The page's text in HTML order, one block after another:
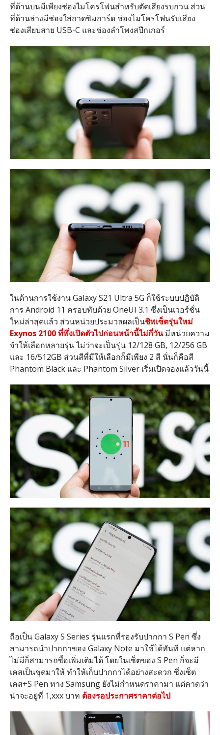
ที่ด้านบนมีเพียงช่องไมโครโฟนสำหรับตัดเสียงรบกวน ส่วน
ที่ด้านล่างมีช่องใส่ถาดซิมการ์ด ช่องไมโครโฟนรับเสียง
ช่องเสียบสาย USB-C และช่องลำโพงสปีกเกอร์
ในด้านการใช้งาน Galaxy S21 Ultra 5G ก็ใช้ระบบปฏิบัติ
การ Android 11 ครอบทับด้วย OneUI 3.1 ซึ่งเป็นเวอร์ชั่น
ใหม่ล่าสุดแล้ว ส่วนหน่วยประมวลผลเป็นชิพเซ็ตรุ่นใหม่
Exynos 2100 ที่พึ่งเปิดตัวไปก่อนหน้านี้ไม่กี่วันมีหน่วยความ
จำให้เลือกหลายรุ่น ไม่ว่าจะเป็นรุ่น 12/128 GB, 12/256 GB
และ 16/512GB ส่วนสีที่มีให้เลือกก็มีเพียง 2 สี นั่นก็คือสี
Phantom Black และ Phantom Silver เริ่มเปิดจองแล้ววันนี้
ถือเป็น Galaxy S Series รุ่นแรกที่รองรับปากกา S Pen ซึ่ง
สามารถนำปากกาของ Galaxy Note มาใช้ได้ทันที แต่หาก
ไม่มีก็สามารถซื้อเพิ่มเติมได้ โดยในเซ็ตของ S Pen ก็จะมี
เคสเป็นชุดมาให้ ทำให้เก็บปากกาได้อย่างสะดวก ซึ่งเซ็ต
เคส+S Pen ทาง Samsung ยังไม่กำหนดราคามา แต่คาดว่า
น่าจะอยู่ที่ 1,xxx บาท ต้องรอประกาศราคาต่อไป